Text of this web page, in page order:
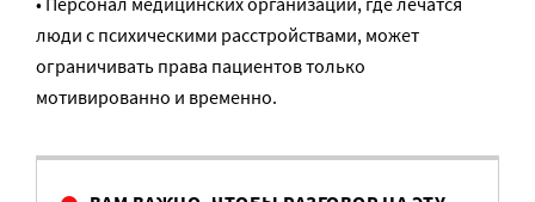
люди с психическими расстройствами, может
ограничивать права пациентов только
мотивированно и временно.